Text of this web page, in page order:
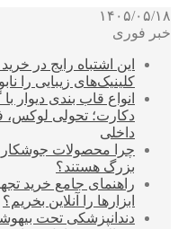
۱۴۰۵/۰۵/۱۸
خبر فوری
این اشتباه رایج در
کلینیک‌های زیبایی را
انواع قاب بندی دیوار
دکارت؛ تحولی لوکس،
داخلی
بزرگ هستند؟
راهنمای جامع خرید
ابزارها را آنلاین بخریم؟
دندانپزشکی تحت